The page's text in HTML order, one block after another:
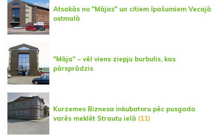
Atsakās no "Mājas" un citiem īpašumiem Vecajā
ostmalā
"Māja" – vēl viens ziepju burbulis, kas
pārsprādzis
Kurzemes Biznesa inkubatoru pēc pusgada
varēs meklēt Strautu ielā (11)